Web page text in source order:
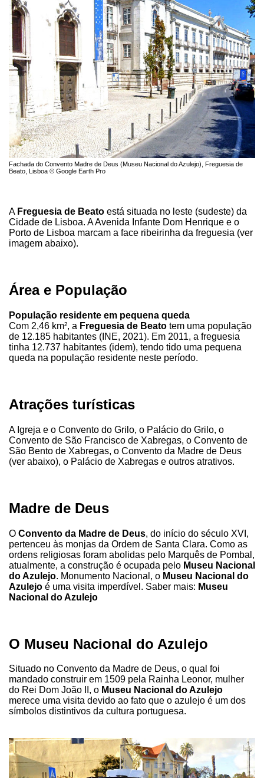
Fachada do Convento Madre de Deus (Museu Nacional do Azulejo), Freguesia de
Beato, Lisboa © Google Earth Pro
A Freguesia de Beato está situada no leste (sudeste) da
Cidade de Lisboa. A Avenida Infante Dom Henrique e o
Porto de Lisboa marcam a face ribeirinha da freguesia (ver
imagem abaixo).
Área e População
População residente em pequena queda
Com 2,46 km², a Freguesia de Beato tem uma população
de 12.185 habitantes (INE, 2021). Em 2011, a freguesia
tinha 12.737 habitantes (idem), tendo tido uma pequena
queda na população residente neste período.
Atrações turísticas
A Igreja e o Convento do Grilo, o Palácio do Grilo, o
Convento de São Francisco de Xabregas, o Convento de
São Bento de Xabregas, o Convento da Madre de Deus
(ver abaixo), o Palácio de Xabregas e outros atrativos.
Madre de Deus
O Convento da Madre de Deus, do início do século XVI,
pertenceu às monjas da Ordem de Santa Clara. Como as
ordens religiosas foram abolidas pelo Marquês de Pombal,
atualmente, a construção é ocupada pelo Museu Nacional
do Azulejo. Monumento Nacional, o Museu Nacional do
Azulejo é uma visita imperdível. Saber mais: Museu
Nacional do Azulejo
O Museu Nacional do Azulejo
Situado no Convento da Madre de Deus, o qual foi
mandado construir em 1509 pela Rainha Leonor, mulher
do Rei Dom João II, o Museu Nacional do Azulejo
merece uma visita devido ao fato que o azulejo é um dos
símbolos distintivos da cultura portuguesa.